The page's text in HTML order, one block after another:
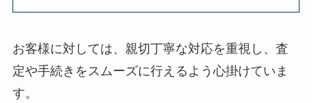
お客様に対しては、親切丁寧な対応を重視し、査
定や手続きをスムーズに行えるよう心掛けていま
す。